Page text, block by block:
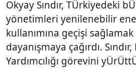
Okyay Sındır, TÜrkiyedeki
yönetimleri yenilenebilir
kullanımına geçişi
dayanışmaya çağırdı.
Yardımcılığı görevini